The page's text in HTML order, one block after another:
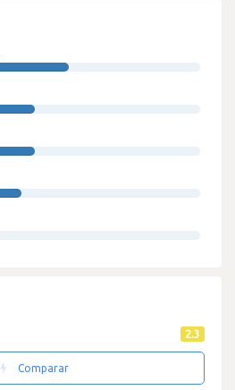
2.3
Comparar